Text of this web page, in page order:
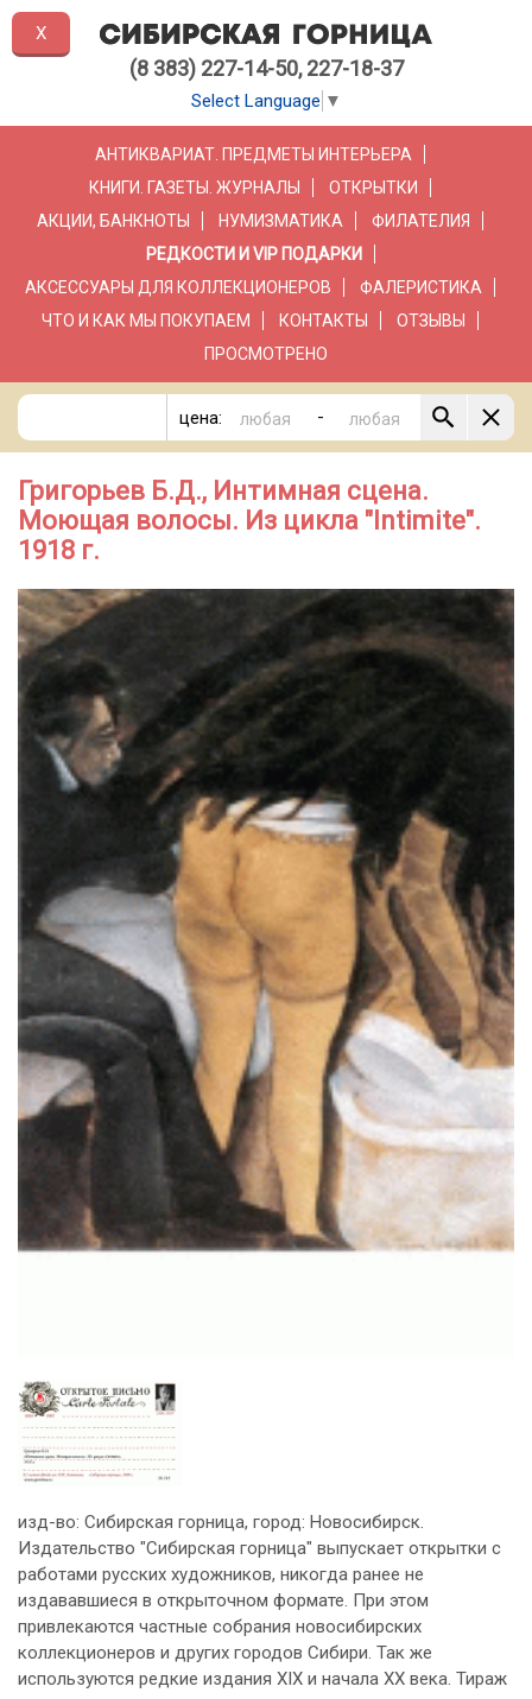
(8 383) 227-14-50, 227-18-37
Select Language ▼
АНТИКВАРИАТ. ПРЕДМЕТЫ ИНТЕРЬЕРА
КНИГИ. ГАЗЕТЫ. ЖУРНАЛЫ
ОТКРЫТКИ
АКЦИИ, БАНКНОТЫ
НУМИЗМАТИКА
ФИЛАТЕЛИЯ
РЕДКОСТИ И VIP ПОДАРКИ
АКСЕССУАРЫ ДЛЯ КОЛЛЕКЦИОНЕРОВ
ФАЛЕРИСТИКА
ЧТО И КАК МЫ ПОКУПАЕМ
КОНТАКТЫ
ОТЗЫВЫ
ПРОСМОТРЕНО
цена: -
Григорьев Б.Д., Интимная сцена.
Моющая волосы. Из цикла "Intimite".
1918 г.
изд-во: Сибирская горница, город: Новосибирск.
Издательство "Сибирская горница" выпускает открытки с
работами русских художников, никогда ранее не
издававшиеся в открыточном формате. При этом
привлекаются частные собрания новосибирских
коллекционеров и других городов Сибири. Так же
используются редкие издания XIX и начала ХХ века. Тираж
X